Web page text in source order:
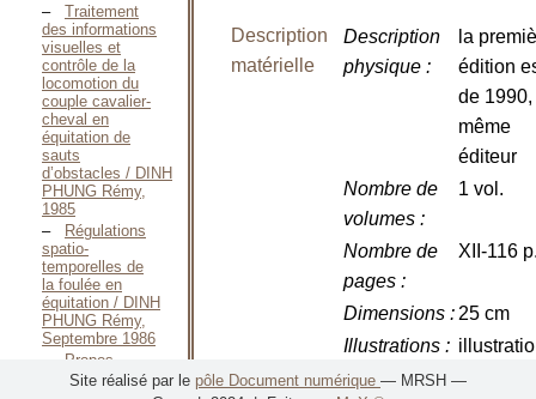
Traitement
des informations
visuelles et
contrôle de la
locomotion du
couple cavalier-
cheval en
équitation de
sauts
d’obstacles / DINH
PHUNG Rémy,
1985
Régulations
spatio-
temporelles de
la foulée en
équitation / DINH
PHUNG Rémy,
Septembre 1986
Propos
débridés sur le
Description
matérielle
Description
physique:
la
édition
de 1990,
même
éditeur
Nombre de
volumes:
1 vol.
Nombre de
pages:
XII-116
Dimensions: 25 cm
Illustrations:
Langue(s) Anglais
Site réalisé par le pôle Document numérique — MRSH —